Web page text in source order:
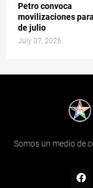
Petro convoca
movilizaciones
de julio
July 07, 2026
Somos un medio de